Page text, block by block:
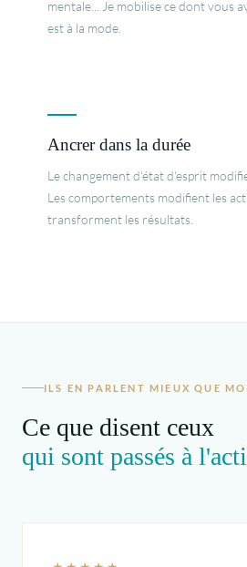
mentale... Je mobilise ce dont vous
est à la mode.
Ancrer dans la durée
Le changement d'état d'esprit
Les comportements modifient les
transforment les résultats.
ILS EN PARLENT MIEUX QUE
Ce que disent ceux
qui sont passés à